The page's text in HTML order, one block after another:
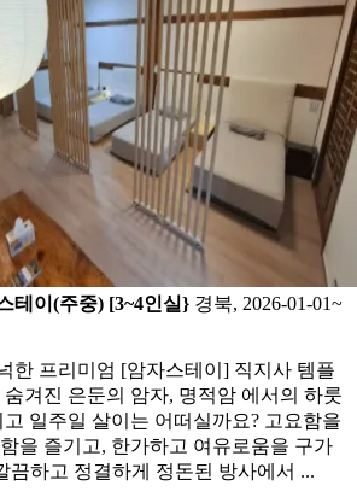
테이(주중) [3~4인실} 경북, 2026-01-01~
한 프리미엄 [암자스테이] 직지사 템플
겨진 은둔의 암자, 명적암 에서의 하룻
고 일주일 살이는 어떠실까요? 고요함을
을 즐기고, 한가하고 여유로움을 구가
끔하고 정결하게 정돈된 방사에서 ...